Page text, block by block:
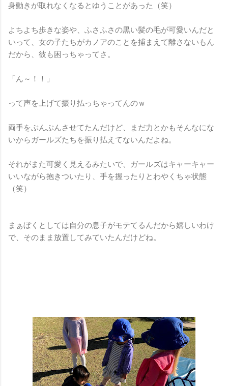
身動きが取れなくなるとゆうことがあった（笑）
よちよち歩きな姿や、ふさふさの黒い髪の毛が可愛いんだと
いって、女の子たちがカノアのことを捕まえて離さないもん
だから、彼も困っちゃってさ。
「ん～！！」
って声を上げて振り払っちゃってんのｗ
両手をぶんぶんさせてたんだけど、まだ力とかもそんなにな
いからガールズたちを振り払えてないんだよね。
それがまた可愛く見えるみたいで、ガールズはキャーキャー
いいながら抱きついたり、手を握ったりとわやくちゃ状態
（笑）
まぁぼくとしては自分の息子がモテてるんだから嬉しいわけ
で、そのまま放置してみていたんだけどね。